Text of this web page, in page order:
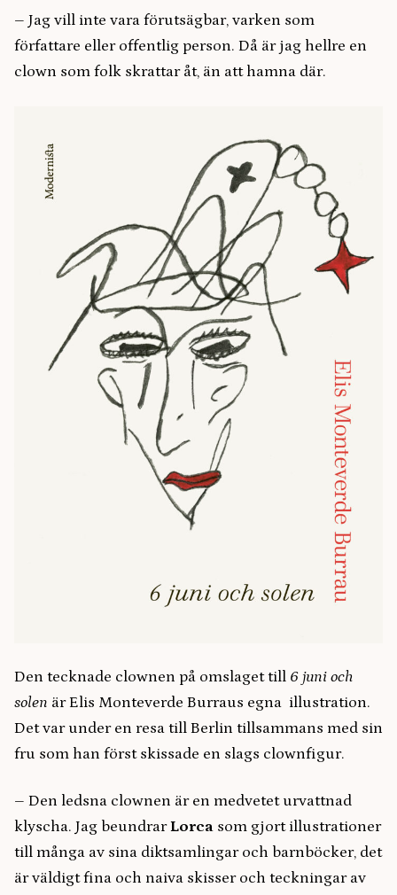
– Jag vill inte vara förutsägbar, varken som
författare eller offentlig person. Då är jag hellre en
clown som folk skrattar åt, än att hamna där.
Den tecknade clownen på omslaget till 6 juni och
solen är Elis Monteverde Burraus egna illustration.
Det var under en resa till Berlin tillsammans med sin
fru som han först skissade en slags clownfigur.
– Den ledsna clownen är en medvetet urvattnad
klyscha. Jag beundrarLorca som gjort illustrationer
till många av sina diktsamlingar och barnböcker, det
är väldigt fina och naiva skisser och teckningar av